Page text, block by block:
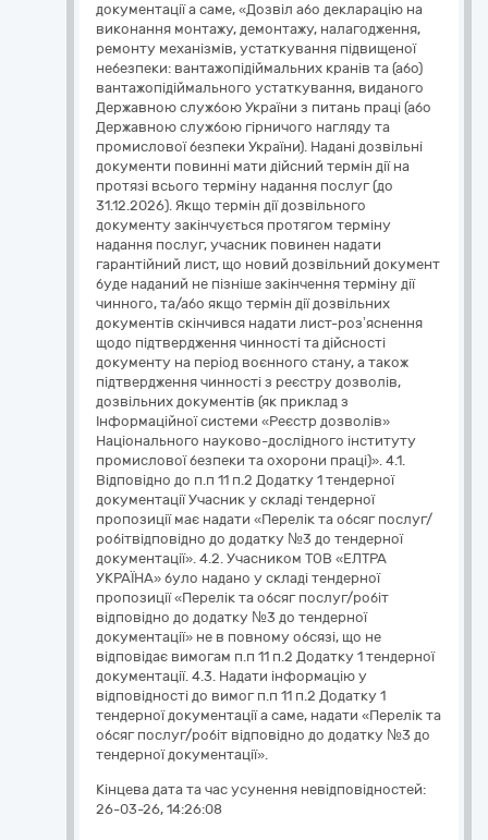
документації а саме, «Дозвіл або декларацію на
виконання монтажу, демонтажу, налагодження,
ремонту механізмів, устаткування підвищеної
небезпеки: вантажопідіймальних кранів та (або)
вантажопідіймального устаткування, виданого
Державною службою України з питань праці (або
Державною службою гірничого нагляду та
промислової безпеки України). Надані дозвільні
документи повинні мати дійсний термін дії на
протязі всього терміну надання послуг (до
31.12.2026). Якщо термін дії дозвільного
документу закінчується протягом терміну
надання послуг, учасник повинен надати
гарантійний лист, що новий дозвільний документ
буде наданий не пізніше закінчення терміну дії
чинного, та/або якщо термін дії дозвільних
документів скінчився надати лист-роз’яснення
щодо підтвердження чинності та дійсності
документу на період воєнного стану, а також
підтвердження чинності з реєстру дозволів,
дозвільних документів (як приклад з
Інформаційної системи «Реєстр дозволів»
Національного науково-дослідного інституту
промислової безпеки та охорони праці)». 4.1.
Відповідно до п.п 11 п.2 Додатку 1 тендерної
документації Учасник у складі тендерної
пропозиції має надати «Перелік та обсяг послуг/
робітвідповідно до додатку №3 до тендерної
документації». 4.2. Учасником ТОВ «ЕЛТРА
УКРАЇНА» було надано у складі тендерної
пропозиції «Перелік та обсяг послуг/робіт
відповідно до додатку №3 до тендерної
документації» не в повному обсязі, що не
відповідає вимогам п.п 11 п.2 Додатку 1 тендерної
документації. 4.3. Надати інформацію у
відповідності до вимог п.п 11 п.2 Додатку 1
тендерної документації а саме, надати «Перелік та
обсяг послуг/робіт відповідно до додатку №3 до
тендерної документації».
Кінцева дата та час усунення невідповідностей:
26-03-26, 14:26:08